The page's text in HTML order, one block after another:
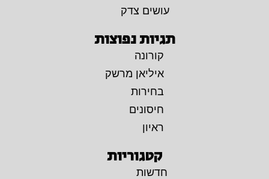
עושים צדק
תגיות נפוצות
קורונה
איליאן מרשק
בחירות
חיסונים
ראיון
קטגוריות
חדשות